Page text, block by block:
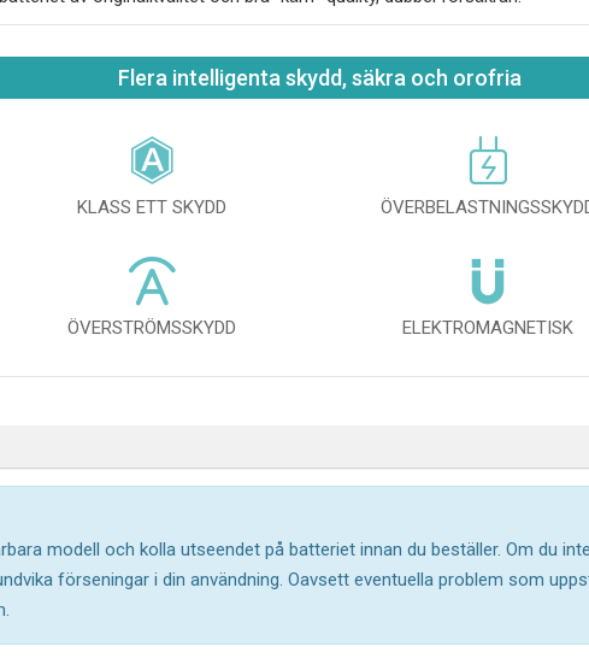
Flera intelligenta skydd, säkra och orofria
KLASS ETT SKYDD
ÖVERSTRÖMSSKYDD ELEKTROMAGNETISK
modell och kolla utseendet på batteriet innan du beställer. Om du
förseningar i din användning. Oavsett eventuella problem som